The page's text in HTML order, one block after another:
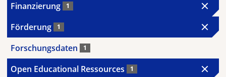
Finanzierung 1
Förderung 1
Forschungsdaten 1
Open Educational Ressources 1